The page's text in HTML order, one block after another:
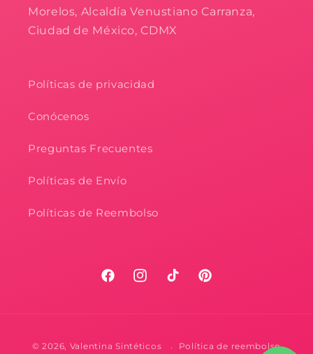
Morelos, Alcaldía Venustiano Carranza,
Ciudad de México, CDMX
Políticas de privacidad
Conócenos
Preguntas Frecuentes
Políticas de Envío
Políticas de Reembolso
FacebookInstagramTikTokPinterest
© 2026, Valentina Sintéticos Política de reembolso